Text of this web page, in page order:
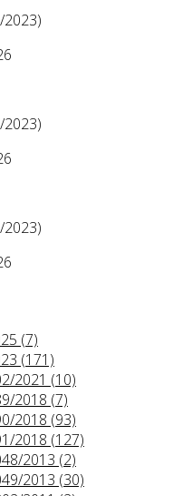
2023)
2023)
2023)
(7)
(171)
2021 (10)
2018 (7)
2018 (93)
2018 (127)
2013 (2)
2013 (30)